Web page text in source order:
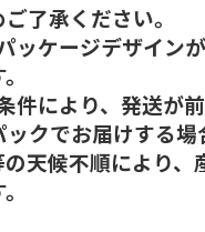
了承ください。
ッケージデザイン
件により、発送が
クでお届けする場
天候不順により、